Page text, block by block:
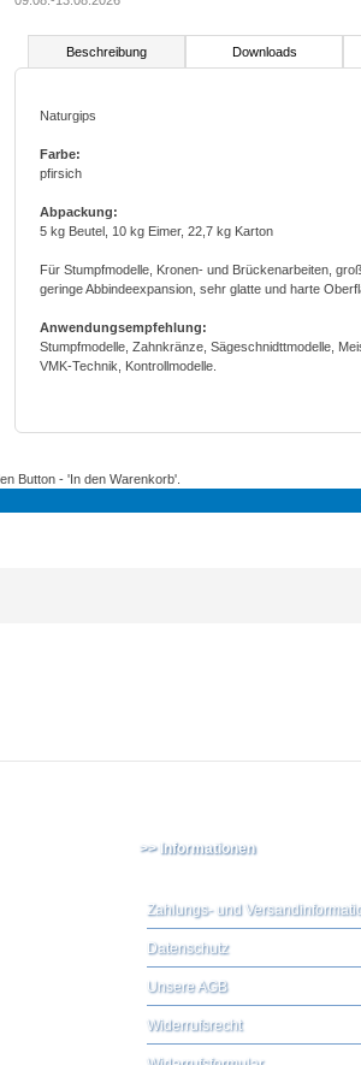
Beschreibung Downloads
Naturgips
Farbe:
pfirsich
Abpackung:
5 kg Beutel, 10 kg Eimer, 22,7 kg Karton
Für Stumpfmodelle, Kronen- und Brückenarbeiten,
geringe Abbindeexpansion, sehr glatte und harte
Anwendungsempfehlung:
Stumpfmodelle, Zahnkränze, Sägeschnidttmodelle,
VMK-Technik, Kontrollmodelle.
Button - 'In den Warenkorb'.
>> Informationen
Zahlungs- und
Datenschutz
Unsere AGB
Widerrufsrecht